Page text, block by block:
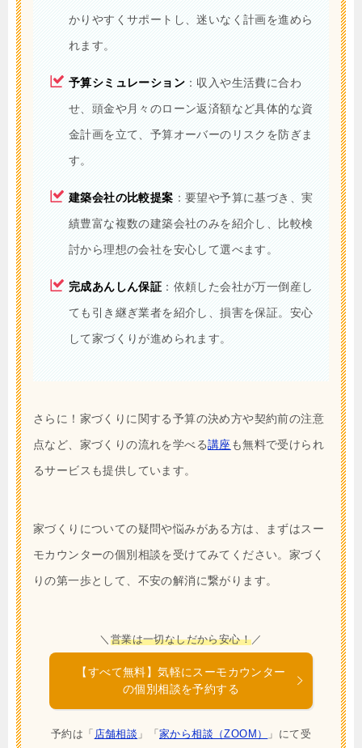
かりやすくサポートし、迷いなく計画を進めら
れます。
予算シミュレーション ：収入や生活費に合わ
せ、頭金や月々のローン返済額など具体的な資
金計画を立て、予算オーバーのリスクを防ぎま
す。
建築会社の比較提案 ：要望や予算に基づき、実
績豊富な複数の建築会社のみを紹介し、比較検
討から理想の会社を安心して選べます。
完成あんしん保証 ：依頼した会社が万一倒産し
ても引き継ぎ業者を紹介し、損害を保証。安心
して家づくりが進められます。
さらに！家づくりに関する予算の決め方や契約前の注意
点など、家づくりの流れを学べる講座 も無料で受けられ
るサービスも提供しています。
家づくりについての疑問や悩みがある方は、まずはスー
モカウンターの個別相談を受けてみてください。家づく
りの第一歩として、不安の解消に繋がります。
＼ 営業は一切なしだから安心！／
【すべて無料】気軽にスーモカウンター
の個別相談を予約する
予約は「 店舗相談 」「 家から相談（ZOOM） 」にて受